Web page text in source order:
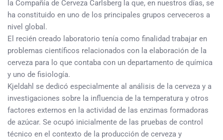
la Compañía de Cerveza Carlsberg la que, en nuestros días, se
ha constituido en uno de los principales grupos cerveceros a
nivel global.
El recién creado laboratorio tenía como finalidad trabajar en
problemas científicos relacionados con la elaboración de la
cerveza para lo que contaba con un departamento de química
y uno de fisiología.
Kjeldahl se dedicó especialmente al análisis de la cerveza y a
investigaciones sobre la influencia de la temperatura y otros
factores externos en la actividad de las enzimas formadoras
de azúcar. Se ocupó inicialmente de las pruebas de control
técnico en el contexto de la producción de cerveza y